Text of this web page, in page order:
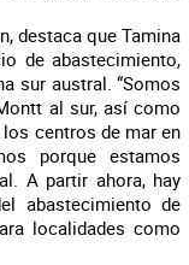
destaca que Tamina
de abastecimiento,
sur austral. “Somos
al sur, así como
centros de mar en
porque estamos
A partir ahora, hay
abastecimiento de
localidades como